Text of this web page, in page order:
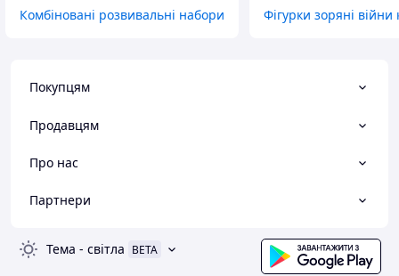
Комбіновані розвивальні набори Фігурки зоряні війни
Покупцям
Продавцям
Про нас
Партнери
Тема - світла BETA